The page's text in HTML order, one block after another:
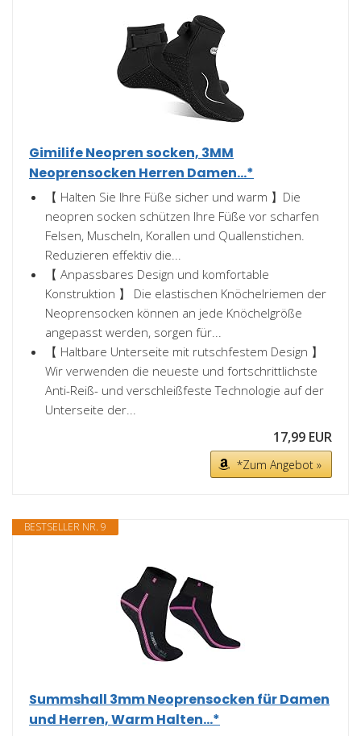
Gimilife Neopren socken, 3MM
Neoprensocken Herren Damen...*
【 Halten Sie Ihre Füße sicher und warm 】Die
neopren socken schützen Ihre Füße vor scharfen
Felsen, Muscheln, Korallen und Quallenstichen.
Reduzieren effektiv die...
【 Anpassbares Design und komfortable
Konstruktion 】 Die elastischen Knöchelriemen der
Neoprensocken können an jede Knöchelgröße
angepasst werden, sorgen für...
【 Haltbare Unterseite mit rutschfestem Design 】
Wir verwenden die neueste und fortschrittlichste
Anti-Reiß- und verschleißfeste Technologie auf der
Unterseite der...
17,99 EUR
*Zum Angebot »
BESTSELLER NR. 9
Summshall 3mm Neoprensocken für Damen
und Herren, Warm Halten...*